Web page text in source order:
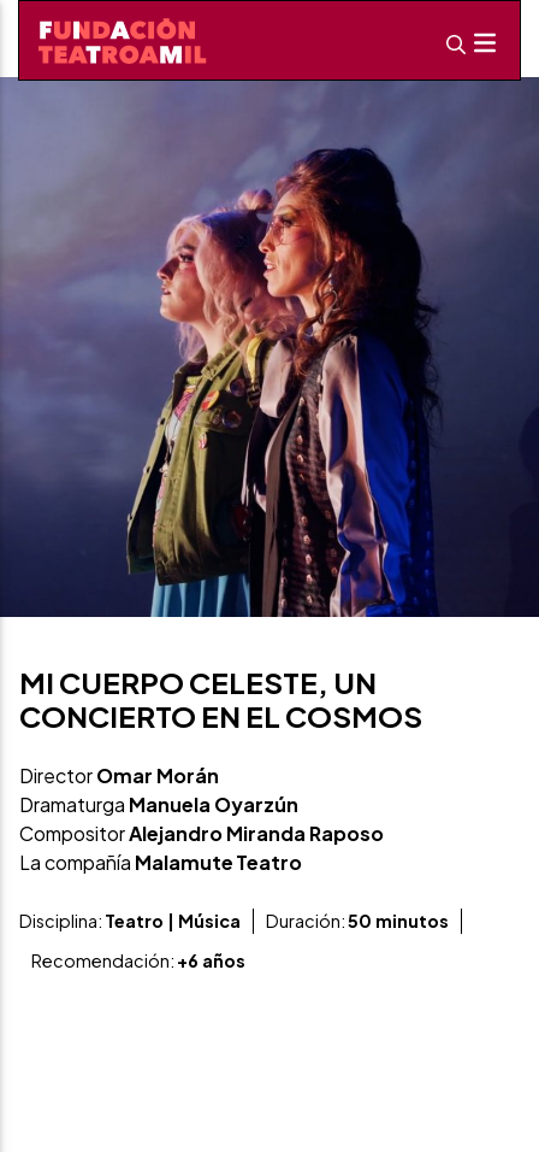
MI CUERPO CELESTE, UN
CONCIERTO EN EL COSMOS
DirectorOmar Morán
Dramaturga Manuela Oyarzún
CompositorAlejandro Miranda Raposo
La compañía Malamute Teatro
Disciplina: Teatro | Música Duración:50 minutos
Recomendación: +6 años